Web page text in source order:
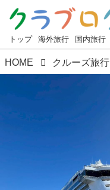
トップ 海外旅行 国内旅行
HOME クルーズ旅行